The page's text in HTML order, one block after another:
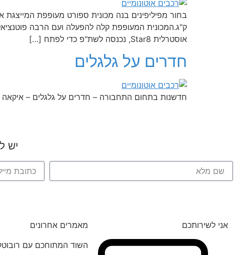
אוסטרלית Star8, נכנסה לשת"פ כדי לפתח […]
חדרים על גלגלים
חדשנות בתחום התחבורה – חדרים על גלגלים – איקאה
יש
אני לשירותכם
מאמרים אחרונים
השוד המתוחכם עם